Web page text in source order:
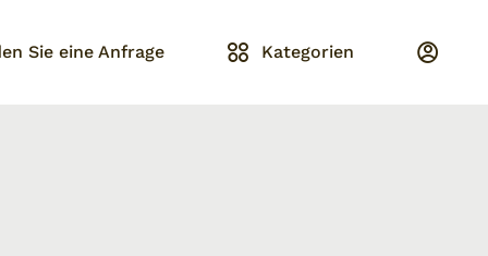
Sie eine Anfrage Kategorien